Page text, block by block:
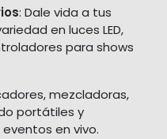
: Dale vida a tus
en luces LED,
para shows
mezcladoras,
portátiles y
en vivo.